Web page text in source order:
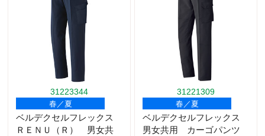
31223344
春／夏
ベルデクセルフレックス
ＲＥＮＵ（Ｒ） 男女共
31221309
春／夏
ベルデクセルフレックス
男女共用 カーゴパンツ